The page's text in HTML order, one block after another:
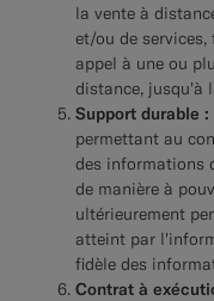
la vente à
et/ou de
appel à une ou
distance, jusqu'à
Support durable :
permettant au
des informations
de manière à
ultérieurement
atteint par
fidèle des
Contrat à